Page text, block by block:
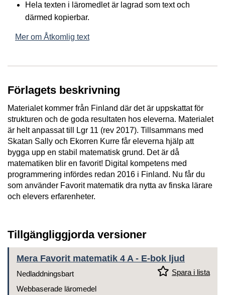
Hela texten i läromedlet är lagrad som text och
därmed kopierbar.
Mer om Åtkomlig text
Förlagets beskrivning
Materialet kommer från Finland där det är uppskattat för
strukturen och de goda resultaten hos eleverna. Materialet
är helt anpassat till Lgr 11 (rev 2017). Tillsammans med
Skatan Sally och Ekorren Kurre får eleverna hjälp att
bygga upp en stabil matematisk grund. Det är då
matematiken blir en favorit! Digital kompetens med
programmering infördes redan 2016 i Finland. Nu får du
som använder Favorit matematik dra nytta av finska lärare
och elevers erfarenheter.
Tillgängliggjorda versioner
Mera Favorit matematik 4 A - E-bok ljud
Spara i lista
Nedladdningsbart
Webbaserade läromedel